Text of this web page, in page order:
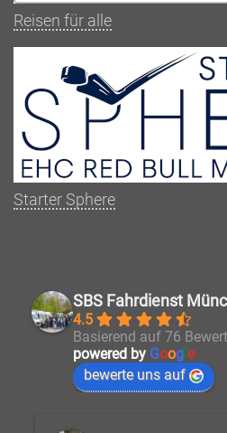
Reisen für alle
Starter Sphere
SBS Fahrdienst
4.5
Basierend auf 76
powered by Googl e
bewerte uns auf